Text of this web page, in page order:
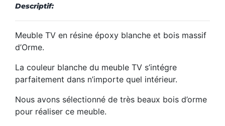
Descriptif:
Meuble TV en résine époxy blanche et bois massif
d’Orme.
La couleur blanche du meuble TV s’intégre
parfaitement dans n’importe quel intérieur.
Nous avons sélectionné de très beaux bois d’orme
pour réaliser ce meuble.